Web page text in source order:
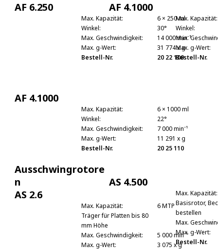
AF 6.250
Max. Kapazität:
Winkel:
Max. Geschwindigkeit:
Max. g-Wert:
Bestell-Nr.
6 × 250 ml
30°
14 000 min⁻¹
31 774 x g
20 22 100
AF 4.1000
Max. Kapazität:
Winkel:
Max.
Max. g-Wert:
Bestell-Nr.
AF 4.1000
Max. Kapazität:
Winkel:
Max. Geschwindigkeit:
Max. g-Wert:
Bestell-Nr.
6 × 1000 ml
22°
7 000 min⁻¹
11 291 x g
20 25 110
Ausschwingrotore
n
AS 2.6
Max. Kapazität:
Träger für Platten bis 80
mm Höhe
Max. Geschwindigkeit:
Max. g-Wert:
6 MTP
5 000 min⁻¹
3 075 x g
AS 4.500
Max. Kapazität:
Basisrotor,
bestellen
Max.
Max. g-Wert:
Bestell-Nr.